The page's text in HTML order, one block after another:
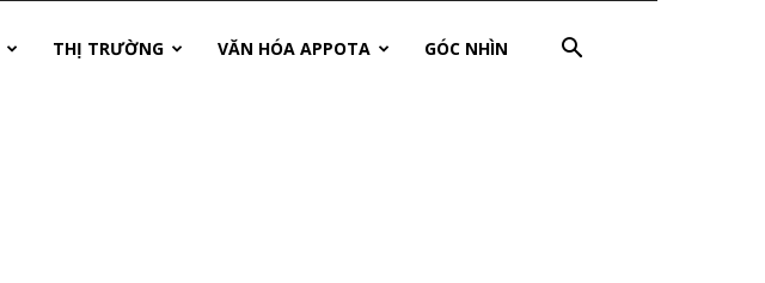
THỊ TRƯỜNG VĂN HÓA APPOTA GÓC NHÌN